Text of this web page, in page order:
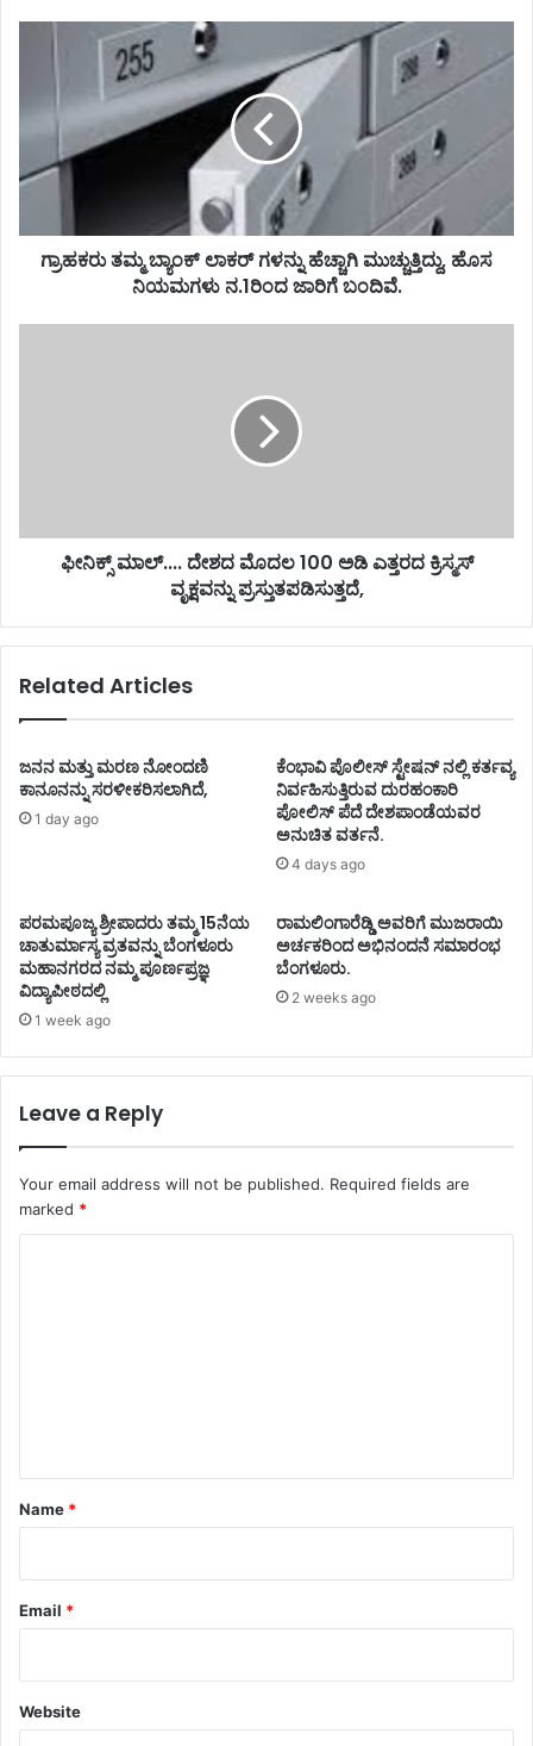
ಗ್ರಾಹಕರು ತಮ್ಮ ಬ್ಯಾಂಕ್ ಲಾಕರ್ ಗಳನ್ನು ಹೆಚ್ಚಾಗಿ ಮುಚ್ಚುತ್ತಿದ್ದು, ಹೊಸ
ನಿಯಮಗಳು ನ.1ರಿಂದ ಜಾರಿಗೆ ಬಂದಿವೆ.
ಫೀನಿಕ್ಸ್ ಮಾಲ್.... ದೇಶದ ಮೊದಲ 100 ಅಡಿ ಎತ್ತರದ ಕ್ರಿಸ್ಮಸ್
ವೃಕ್ಷವನ್ನು ಪ್ರಸ್ತುತಪಡಿಸುತ್ತದೆ,
Related Articles
ಜನನ ಮತ್ತು ಮರಣ ನೋಂದಣಿ
ಕಾನೂನನ್ನು ಸರಳೀಕರಿಸಲಾಗಿದೆ,
1 day ago
ಕೆಂಭಾವಿ ಪೊಲೀಸ್ ಸ್ಟೇಷನ್ ನಲ್ಲಿ ಕರ್ತವ್ಯ
ನಿರ್ವಹಿಸುತ್ತಿರುವ ದುರಹಂಕಾರಿ
ಪೋಲಿಸ್ ಪೆದೆ ದೇಶಪಾಂಡೆಯವರ
ಅನುಚಿತ ವರ್ತನೆ.
4 days ago
ಪರಮಪೂಜ್ಯ ಶ್ರೀಪಾದರು ತಮ್ಮ 15ನೆಯ
ಚಾತುರ್ಮಾಸ್ಯ ವ್ರತವನ್ನು ಬೆಂಗಳೂರು
ಮಹಾನಗರದ ನಮ್ಮ ಪೂರ್ಣಪ್ರಜ್ಞ
ವಿದ್ಯಾಪೀಠದಲ್ಲಿ
1 week ago
ರಾಮಲಿಂಗಾರೆಡ್ಡಿ ಅವರಿಗೆ ಮುಜರಾಯಿ
ಅರ್ಚಕರಿಂದ ಅಭಿನಂದನೆ ಸಮಾರಂಭ
ಬೆಂಗಳೂರು.
2 weeks ago
Leave a Reply
Your email address will not be published. Required fields are
marked *
*
Name *
Email *
Website